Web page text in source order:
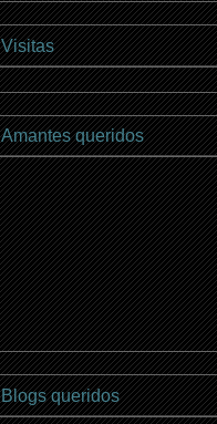
Visitas
Amantes queridos
Blogs queridos